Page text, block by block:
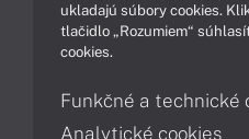
ukladajú súbory cookies.
tlačidlo „Rozumiem“
cookies.
Funkčné a technické
Analytické cookies